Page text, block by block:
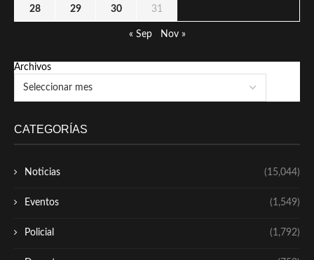
28 29 30 31
« Sep Nov »
Archivos
CATEGORÍAS
Noticias (15,044)
Eventos (1,549)
Policial (1,792)